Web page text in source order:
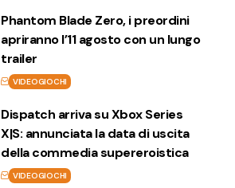
Phantom Blade Zero, i preordini
apriranno l’11 agosto con un lungo
trailer
VIDEOGIOCHI
Dispatch arriva su Xbox Series
X|S: annunciata la data di uscita
della commedia supereroistica
VIDEOGIOCHI